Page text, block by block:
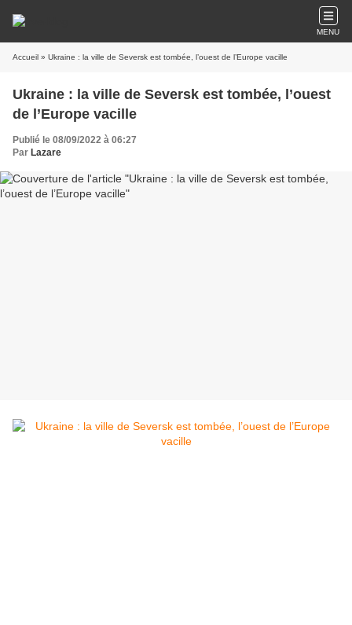
MENU
Accueil » Ukraine : la ville de Seversk est tombée, l’ouest de l’Europe vacille
Ukraine : la ville de Seversk est tombée, l’ouest
de l’Europe vacille
Publié le 08/09/2022 à 06:27
Par Lazare